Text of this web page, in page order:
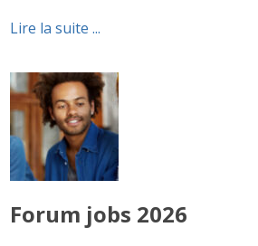
Lire la suite ...
Forum jobs 2026